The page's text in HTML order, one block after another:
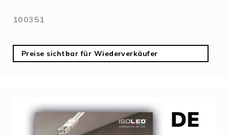
100351
Preise sichtbar für Wiederverkäufer